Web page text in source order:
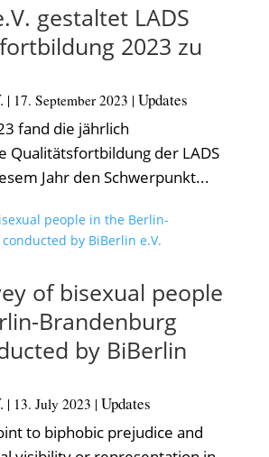
gestaltet LADS
2023 zu
| 17. September 2023 | Updates
fand die jährlich
Qualitätsfortbildung der LADS
Jahr den Schwerpunkt...
of bisexual people
Brandenburg
by BiBerlin
| 13. July 2023 | Updates
to biphobic prejudice and